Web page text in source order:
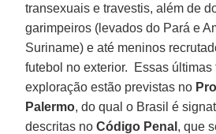
transexuais e travestis, além de
garimpeiros (levados do Pará e
Suriname) e até meninos
futebol no exterior. Essas últimas
exploração estão previstas no
Palermo, do qual o Brasil é
descritas noCódigo Penal , que